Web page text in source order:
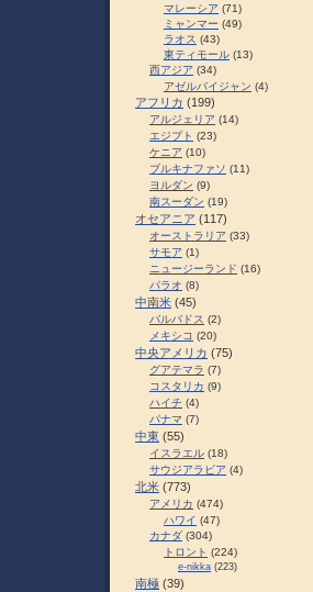
マレーシア (71)
ミャンマー (49)
ラオス (43)
東ティモール (13)
西アジア (34)
アゼルバイジャン (4)
アフリカ (199)
アルジェリア (14)
エジプト (23)
ケニア (10)
ブルキナファソ (11)
ヨルダン (9)
南スーダン (19)
オセアニア (117)
オーストラリア (33)
サモア (1)
ニュージーランド (16)
パラオ (8)
中南米 (45)
バルバドス (2)
メキシコ (20)
中央アメリカ (75)
グアテマラ (7)
コスタリカ (9)
ハイチ (4)
パナマ (7)
中東 (55)
イスラエル (18)
サウジアラビア (4)
北米 (773)
アメリカ (474)
ハワイ (47)
カナダ (304)
トロント (224)
e-nikka (223)
南極 (39)